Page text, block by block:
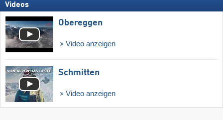
Videos
Obereggen
Video anzeigen
Schmitten
Video anzeigen